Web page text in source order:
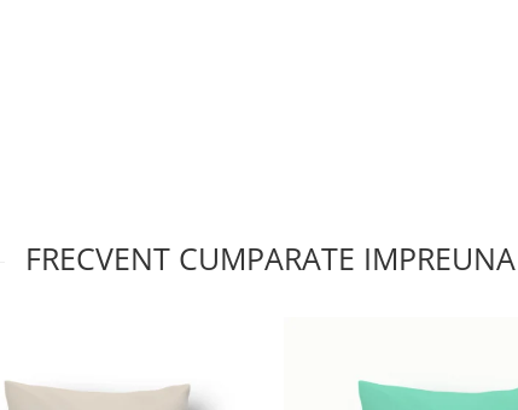
FRECVENT CUMPARATE IMPREUNA